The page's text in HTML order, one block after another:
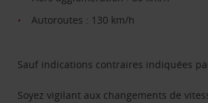
Autoroutes : 130 km/h
Sauf indications contraires indiquées
Soyez vigilant aux changements de